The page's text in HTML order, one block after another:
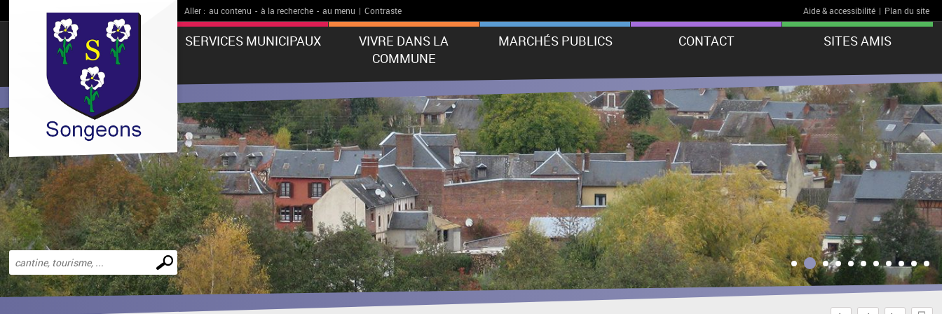
Aller : au contenu - à la recherche - au menu | Contraste Aide & accessibilité | Plan du site
SERVICES MUNICIPAUX
VIVRE DANS LA
COMMUNE
MARCHÉS PUBLICS CONTACT SITES AMIS
Effectuer
une
recherche